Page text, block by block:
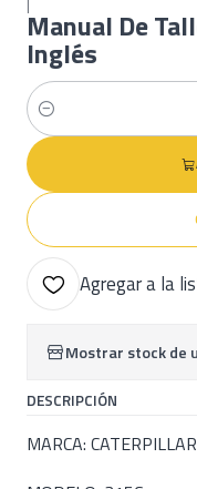
|
Manual De
Inglés
Cantidad
Agregar a la
Mostrar stock de
DESCRIPCIÓN
MARCA: CATERPILLAR